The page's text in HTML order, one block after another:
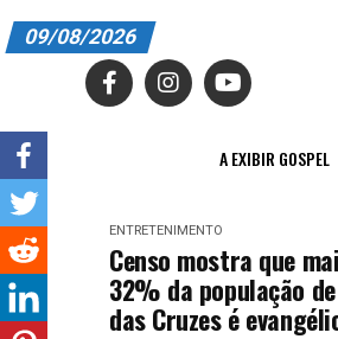
A EXIBIR GOSPEL
EDITORIAL
09/08/2026
A EXIBIR GOSPEL
ENTRETENIMENTO
Censo mostra que
32% da população
das Cruzes é